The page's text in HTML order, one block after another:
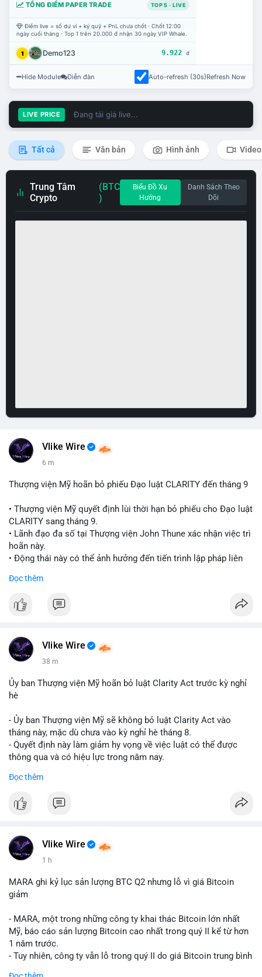
TỔNG ĐIỂM PAPER TRADE TOP 5 · LIVE
Điểm live = số dư ví + ký quỹ + PnL chưa chốt · Chốt 12:00
ngày cuối tháng · Top 1 trên 20.000 đ nhận 30 ngày VIP Whale.
1 Demo123 9.922 đ
Hide Module Diễn đàn Auto-refresh (30s)Refresh Now
LIVE PRICE Đang tải giá live...
Tất cả Văn bản Hình ảnh Video
Trung Tâm
Crypto
(BTC
)
Biểu Đồ Xu
Hướng
Danh Sách Theo
Dõi
Vlike Wire
6 m
Thượng viện Mỹ hoãn bỏ phiếu Đạo luật CLARITY đến tháng 9
• Thượng viện Mỹ quyết định lùi thời hạn bỏ phiếu cho Đạo luật
CLARITY sang tháng 9.
• Lãnh đạo đa số tại Thượng viện John Thune xác nhận việc trì
hoãn này.
• Động thái này có thể ảnh hưởng đến tiến trình lập pháp liên
📰 Nguồn: Cointelegraph
Đọc thêm
Vlike Wire
38 m
Ủy ban Thượng viện Mỹ hoãn bỏ luật Clarity Act trước kỳ nghỉ
hè
- Ủy ban Thượng viện Mỹ sẽ không bỏ luật Clarity Act vào
tháng này, mặc dù chưa vào kỳ nghỉ hè tháng 8.
- Quyết định này làm giảm hy vọng về việc luật có thể được
thông qua và có hiệu lực trong năm nay.
mục chứng chỉ cho tài sản số tại Mỹ.
và phát triển thị trường crypto tại Mỹ.
#vlikevn #titanbot
📰 Nguồn: CoinDesk
Đọc thêm
Vlike Wire
1 h
MARA ghi kỷ lục sản lượng BTC Q2 nhưng lỗ vì giá Bitcoin
giảm
- MARA, một trong những công ty khai thác Bitcoin lớn nhất
Mỹ, báo cáo sản lượng Bitcoin cao nhất trong quý II kể từ hơn
1 năm trước.
- Tuy nhiên, công ty vẫn lỗ trong quý II do giá Bitcoin trung bình